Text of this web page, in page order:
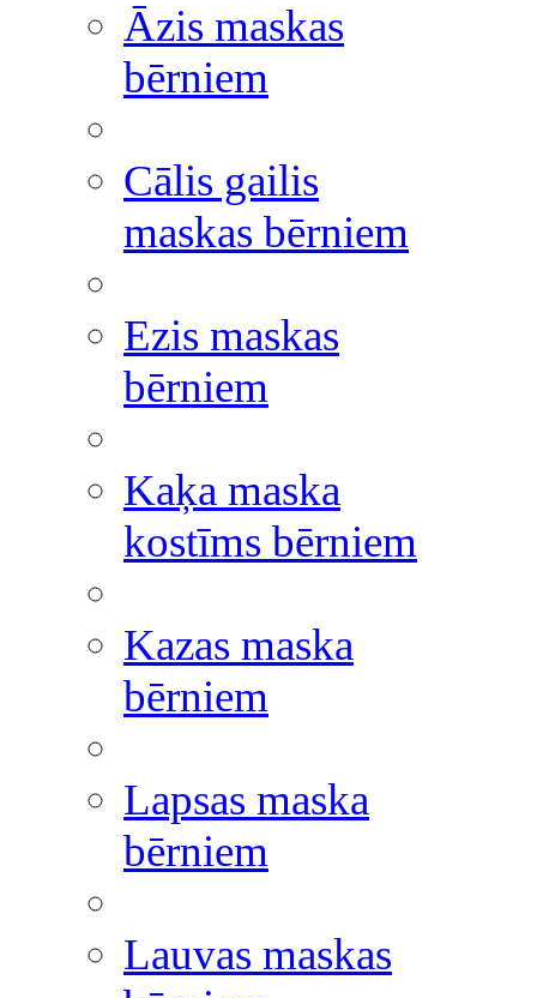
Āzis maskas
bērniem
Cālis gailis
maskas bērniem
Ezis maskas
bērniem
Kaķa maska
kostīms bērniem
Kazas maska
bērniem
Lapsas maska
bērniem
Lauvas maskas